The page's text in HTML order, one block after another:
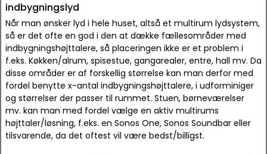
indbygningslyd
Når man ønsker lyd i hele huset, altså et multirum lydsystem,
så er det ofte en god i den at dække fællesområder med
indbygningshøjttalere, så placeringen ikke er et problem i
f.eks. Køkken/alrum, spisestue, gangarealer, entre, hall mv. Da
disse områder er af forskellig størrelse kan man derfor med
fordel benytte x-antal indbygningshøjttalere, i udforminiger
og størrelser der passer til rummet. Stuen, børneværelser
mv. kan man med fordel vælge en aktiv multirums
højttaler/løsning, f.eks. en Sonos One, Sonos Soundbar eller
tilsvarende, da det oftest vil være bedst/billigst.